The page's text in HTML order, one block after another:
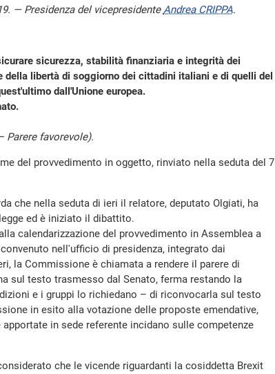
— Presidenza del vicepresidenteAndrea CRIPPA.
sicurezza, stabilità finanziaria e integrità dei
della libertà di soggiorno dei cittadini italiani e di quelli del
dall'Unione europea.
Parere favorevole).
del provvedimento in oggetto, rinviato nella seduta del 7
che nella seduta di ieri il relatore, deputato Olgiati, ha
ed è iniziato il dibattito.
calendarizzazione del provvedimento in Assemblea a
nell'ufficio di presidenza, integrato dai
la Commissione è chiamata a rendere il parere di
sul testo trasmesso dal Senato, ferma restando la
e i gruppi lo richiedano – di riconvocarla sul testo
in esito alla votazione delle proposte emendative,
in sede referente incidano sulle competenze
che le vicende riguardanti la cosiddetta Brexit